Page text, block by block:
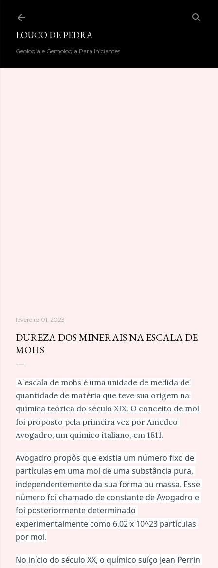
LOUCO DE PEDRA
Geologia e Gemologia Para Iniciantes
fevereiro 01, 2023
DUREZA DOS MINERAIS NA ESCALA DE
MOHS
A escala de mohs é uma unidade de medida de
quantidade de matéria que teve sua origem na
química teórica do século XIX. O conceito de mol
foi proposto pela primeira vez por Amedeo
Avogadro, um químico italiano, em 1811.
Avogadro propôs que existia um número fixo de
partículas em uma mol de uma substância pura,
independentemente da sua forma ou massa. Esse
número foi chamado de constante de Avogadro e
foi posteriormente determinado
experimentalmente como 6,02 x 10^23 partículas
por mol.
No início do século XX, o químico suíço Jean Perrin